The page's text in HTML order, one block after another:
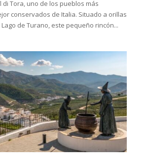
di Tora, uno de los pueblos más
conservados de Italia. Situado a orillas
de Turano, este pequeño rincón...